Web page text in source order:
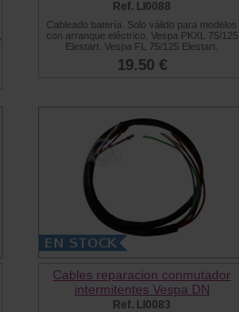
Ref. LI0088
Cableado batería. Solo válido para modelos
con arranque eléctrico. Vespa PKXL 75/125
Elestart. Vespa FL 75/125 Elestart.
19.50 €
Cables reparacion conmutador
intermitentes Vespa DN
Ref. LI0083